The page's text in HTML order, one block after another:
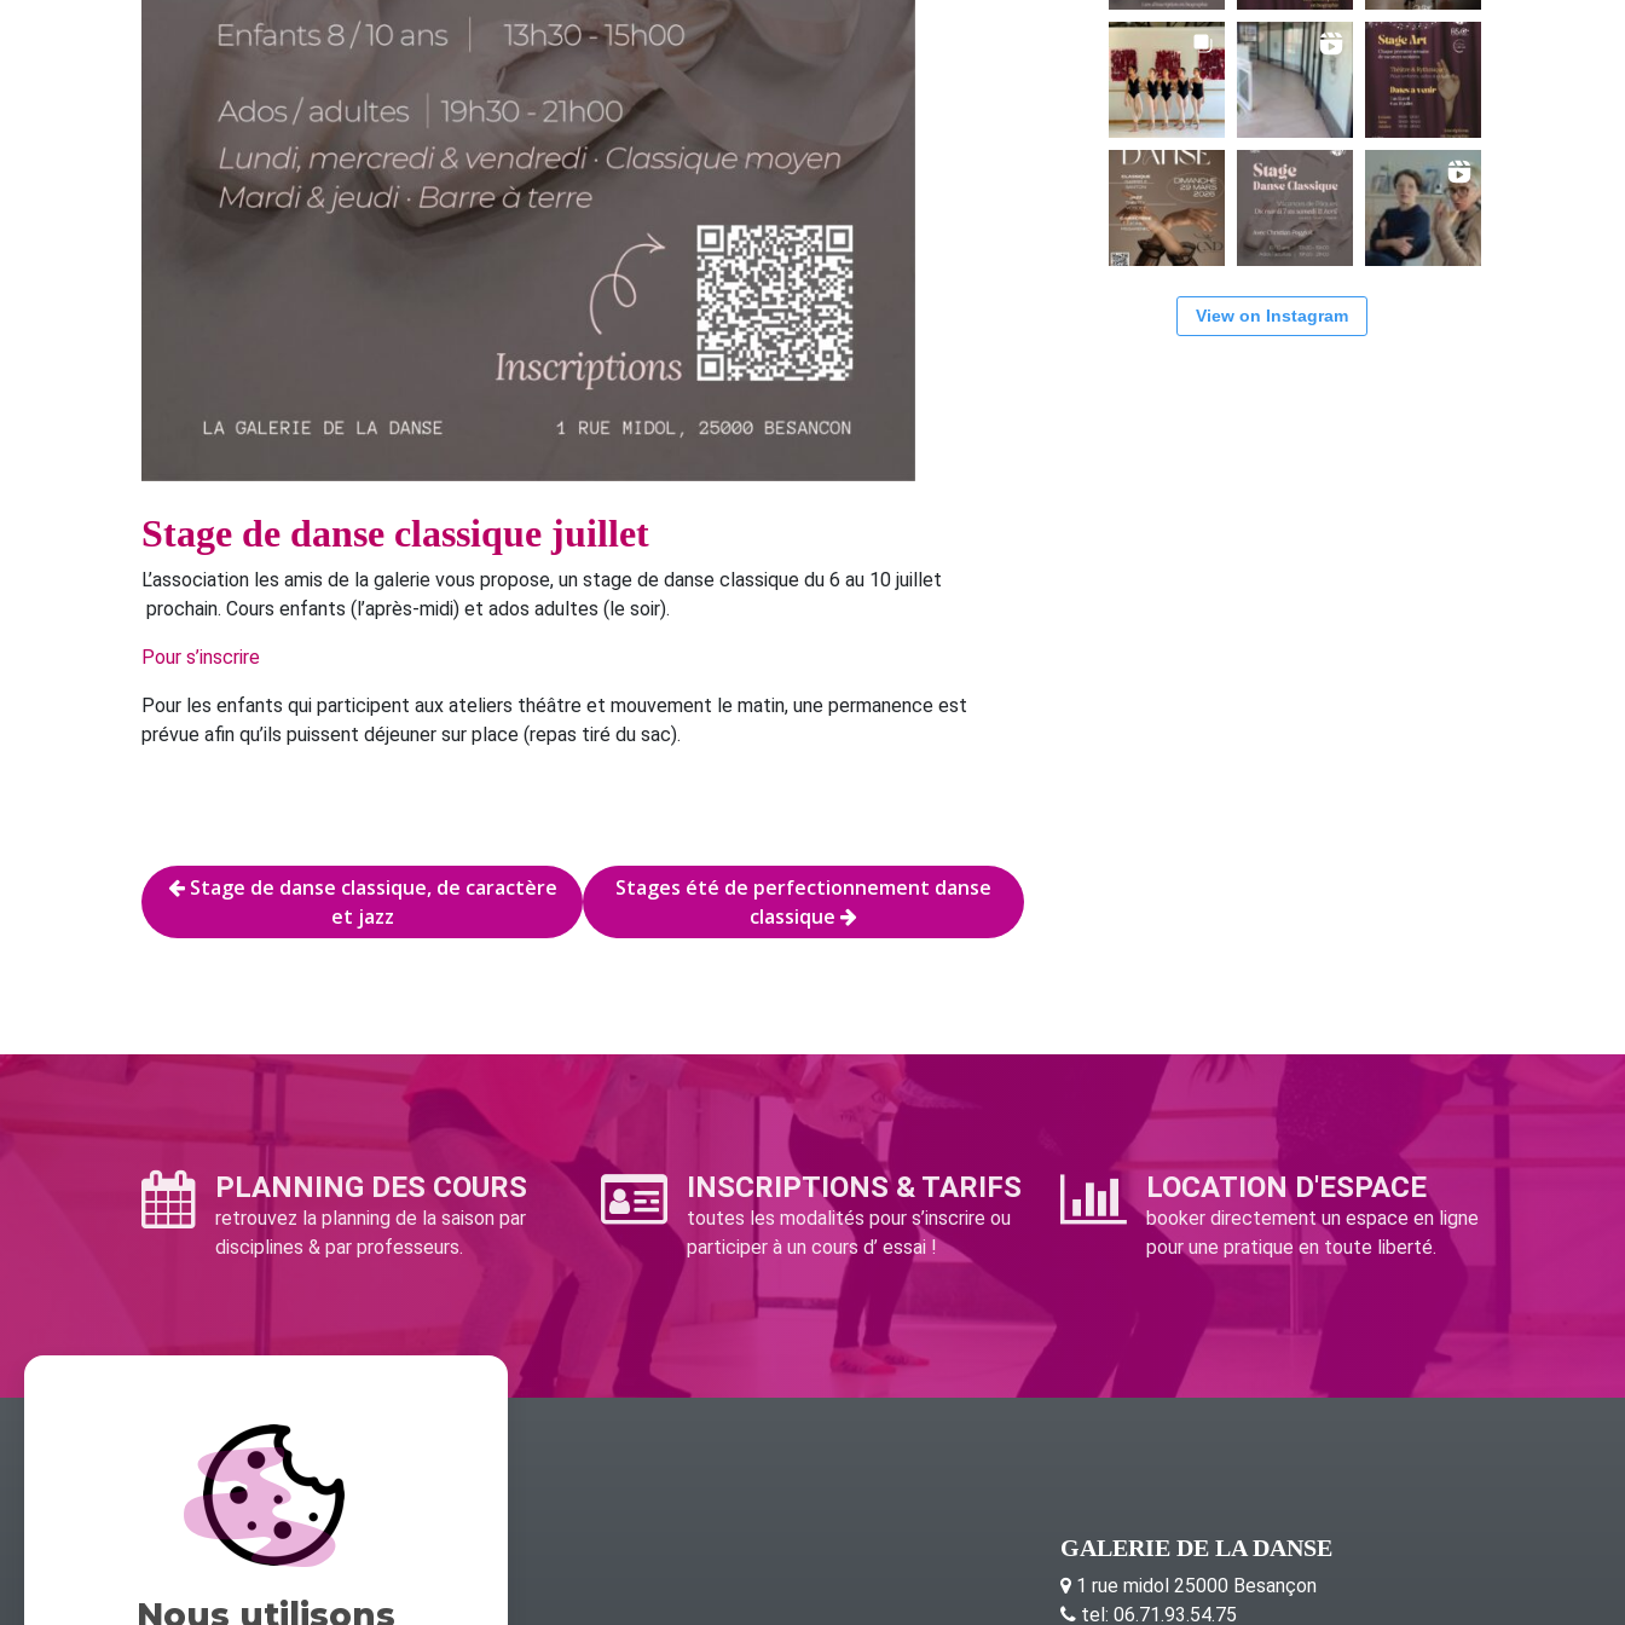
Stage de danse classique juillet
L’association les amis de la galerie vous propose, un stage de danse classique du 6 au 10 juillet
prochain. Cours enfants (l’après-midi) et ados adultes (le soir).
Pour s’inscrire
Pour les enfants qui participent aux ateliers théâtre et mouvement le matin, une permanence est
prévue afin qu’ils puissent déjeuner sur place (repas tiré du sac).
Navigation
de
Stage de danse classique, de caractère
et jazz
Stages été de perfectionnement danse
classique
View on Instagram
PLANNING DES COURS
retrouvez la planning de la saison par
disciplines & par professeurs.
INSCRIPTIONS & TARIFS
toutes les modalités pour s’inscrire ou
participer à un cours d’ essai !
LOCATION D'ESPACE
booker directement un espace en ligne
pour une pratique en toute liberté.
GALERIE DE LA DANSE
1 rue midol 25000 Besançon
tel: 06.71.93.54.75
Nous utilisons